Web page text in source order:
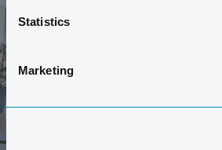
Statistics
Marketing
Möchten Sie sich diesen
Comfort-Appartement.